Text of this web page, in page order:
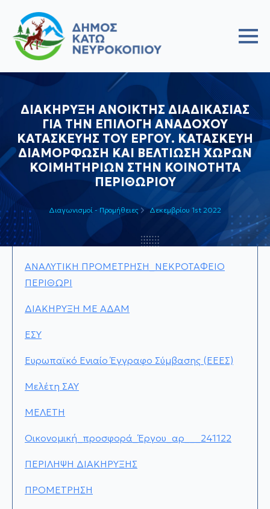
ΔIAKHΡΥΞΗ ΑΝΟΙΚΤΗΣ ΔΙΑΔΙΚΑΣΙΑΣ
ΓΙΑ ΤΗΝ ΕΠΙΛΟΓΗ ΑΝΑΔΟΧΟΥ
ΚΑΤΑΣΚΕΥΗΣ ΤΟΥ ΕΡΓΟΥ. ΚΑΤΑΣΚΕΥΗ
ΔΙΑΜΟΡΦΩΣΗ ΚΑΙ ΒΕΛΤΙΩΣΗ ΧΩΡΩΝ
ΚΟΙΜΗΤΗΡΙΩΝ ΣΤΗΝ ΚΟΙΝΟΤΗΤΑ
ΠΕΡΙΘΩΡΙΟΥ
Διαγωνισμοί - Προμήθειες Δεκεμβρίου 1st 2022
ΑΝΑΛΥΤΙΚΗ ΠΡΟΜΕΤΡΗΣΗ_ΝΕΚΡΟΤΑΦΕΙΟ
ΠΕΡΙΘΩΡΙ
ΔΙΑΚΗΡΥΞΗ ΜΕ ΑΔΑΜ
ΕΣΥ
Ευρωπαϊκό Ενιαίο Έγγραφο Σύμβασης (ΕΕΕΣ)
Μελέτη ΣΑΥ
ΜΕΛΕΤΗ
Οικονομική_προσφορά_Έργου_αρ___241122
ΠΕΡΙΛΗΨΗ ΔΙΑΚΗΡΥΞΗΣ
ΠΡΟΜΕΤΡΗΣΗ